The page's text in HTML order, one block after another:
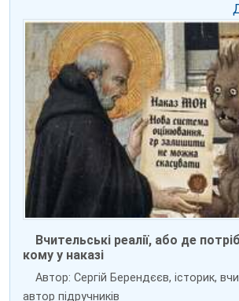
Вчительські реалії, або де
кому у наказі
Автор: Сергій Берендєєв, історик,
автор підручників